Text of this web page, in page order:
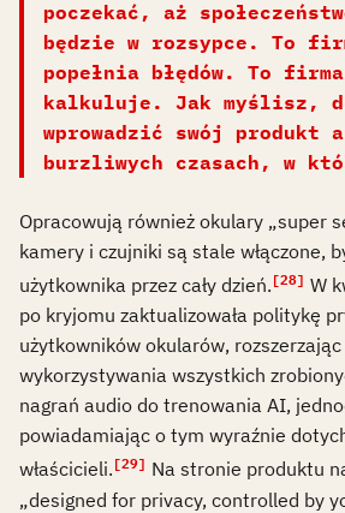
poczekać, aż
będzie w rozsypce. To
popełnia błędów. To
kalkuluje. Jak myślisz,
wprowadzić swój produkt
burzliwych czasach, w
Opracowują również okulary „super
kamery i czujniki są stale włączone,
użytkownika przez cały dzień. [28] W
po kryjomu zaktualizowała politykę
użytkowników okularów,
wykorzystywania wszystkich
nagrań audio do trenowania AI,
powiadamiając o tym wyraźnie
właścicieli. [29] Na stronie produktu
„designed for privacy, controlled by